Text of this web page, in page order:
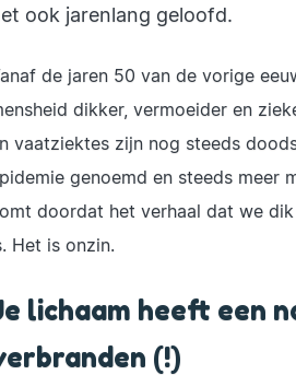
ook jarenlang geloofd.
de jaren 50 van de vorige
dikker, vermoeider en
vaatziektes zijn nog steeds
genoemd en steeds meer
doordat het verhaal dat we
Het is onzin.
lichaam heeft een
(!)